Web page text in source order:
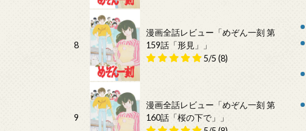
8
漫画全話レビュー「めぞん一刻 第
159話「形見」」
5/5 (8)
9
漫画全話レビュー「めぞん一刻 第
160話「桜の下で」」